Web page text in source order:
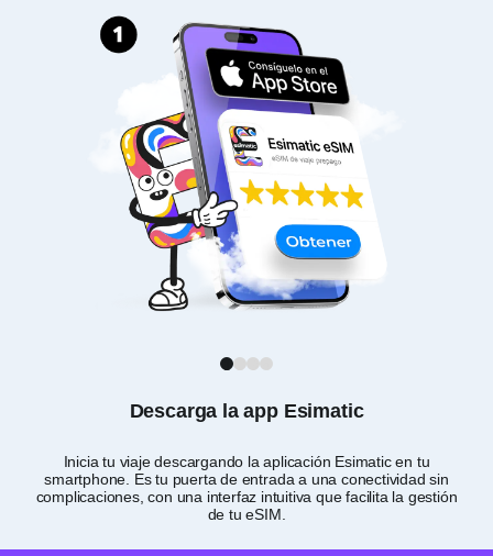
Descarga la app Esimatic
Inicia tu viaje descargando la aplicación Esimatic en tu
smartphone. Es tu puerta de entrada a una conectividad sin
complicaciones, con una interfaz intuitiva que facilita la gestión
de tu eSIM.
1